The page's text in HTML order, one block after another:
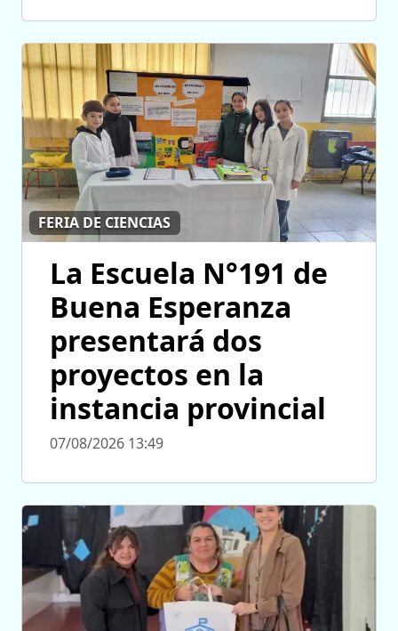
FERIA DE CIENCIAS
La Escuela N°191 de
Buena Esperanza
presentará dos
proyectos en la
instancia provincial
07/08/2026 13:49